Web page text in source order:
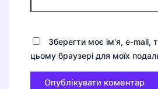
Зберегти моє ім'я, e-mail,
цьому браузері для моїх